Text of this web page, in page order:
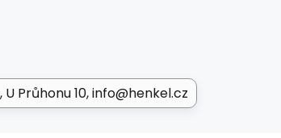
U Průhonu 10 info@henkel.cz